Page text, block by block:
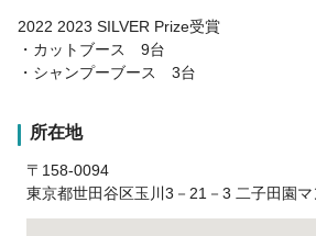
2022 2023 SILVER Prize受賞
・カットブース 9台
・シャンプーブース 3台
所在地
〒158-0094
東京都世田谷区玉川3－21－3 二子田園マ